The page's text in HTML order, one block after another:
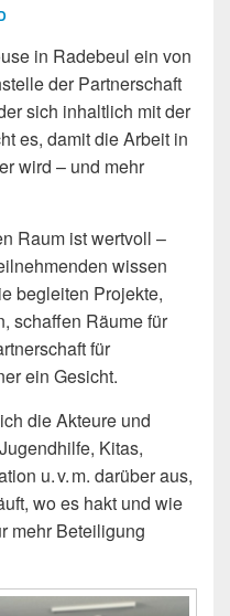
in Radebeul ein von
der Partnerschaft
sich inhaltlich mit der
es, damit die Arbeit in
wird – und mehr
Raum ist wertvoll –
wissen
begleiten Projekte,
schaffen Räume für
für
ein Gesicht.
die Akteure und
Kitas,
u. v. m. darüber aus,
wo es hakt und wie
mehr Beteiligung